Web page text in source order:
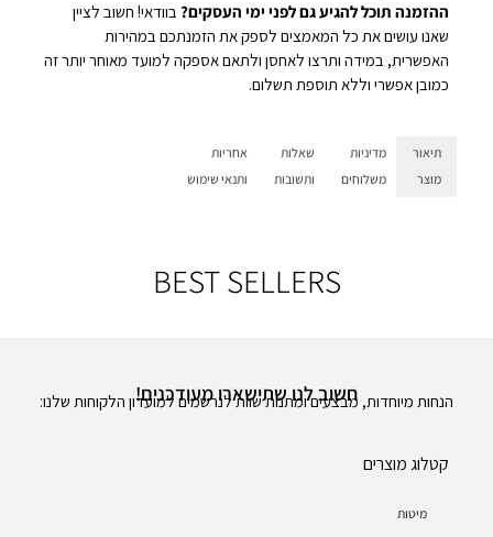
תיאור
מוצר
מדיניות
משלוחים
שאלות
ותשובות
אחריות
ותנאי שימוש
ההזמנה תוכל להגיע גם לפני ימי העסקים? בוודאי! חשוב לציין
שאנו עושים את כל המאמצים לספק את הזמנתכם במהירות
האפשרית, במידה ותרצו לאחסן ולתאם אספקה למועד מאוחר יותר זה
כמובן אפשרי וללא תוספת תשלום.
BEST SELLERS
קטלוג מוצרים
מיטות
חשוב לנו שתישארו מעודכנים!
הנחות מיוחדות, מבצעים ומתנות שוות לנרשמים למועדון הלקוחות שלנו: